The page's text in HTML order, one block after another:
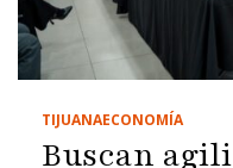
TIJUANAECONOMÍA
Buscan